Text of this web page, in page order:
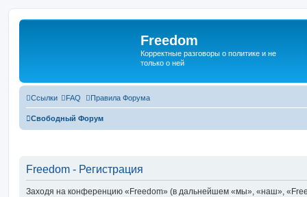
Freedom
Корректные разговоры о политике и не
только о ней
Ссылки FAQ Правила Форума
Свободный Форум
Freedom - Регистрация
Заходя на конференцию «Freedom» (в дальнейшем «мы», «наш»,